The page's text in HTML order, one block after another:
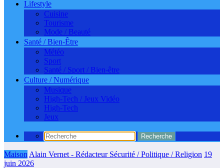
Lifestyle
Cuisine
Tourisme
Mode / Beauté
Santé / Bien-Être
Météo
Sport
Santé / Sport / Bien-être
Culture / Numérique
Musique
High-Tech / Jeux Vidéo
High-Tech
Jeux
Maison Alain Vernet - Rédacteur Sécurité / Politique / Religion 19
juin 2026